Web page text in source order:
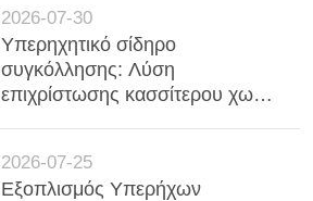
2026-07-30
Υπερηχητικό σίδηρο
συγκόλλησης: Λύση
επιχρίστωσης κασσίτερου χωρίς
2026-07-25
Εξοπλισμός Υπερήχων